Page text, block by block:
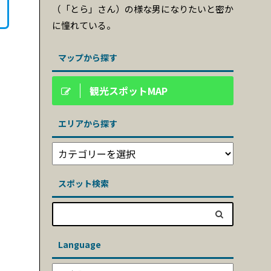
（「とら」さん）の様な男になりたいと密か
に憧れている。
マップから探す
観光スポットMAP
エリアから探す
スポット検索
Language